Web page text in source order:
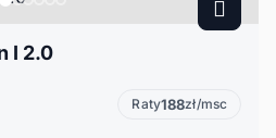
I 2.0
Raty188zł/msc